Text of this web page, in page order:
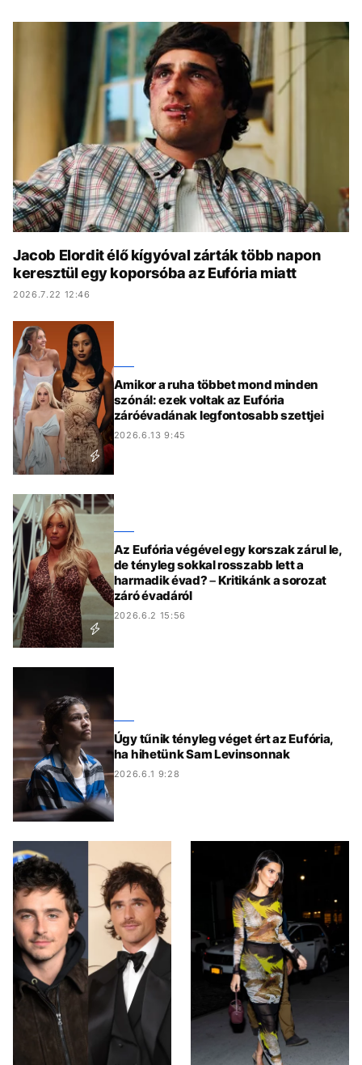
DESIGN
BESZÉLGETÉSEK ARCOK
TÖRTÉNETEK
GASZTRO
Jacob Elordit élő kígyóval zárták több napon
keresztül egy koporsóba az Eufória miatt
2026.7.22 12:46
Amikor a ruha többet mond minden
szónál: ezek voltak az Eufória
záróévadának legfontosabb szettjei
2026.6.13 9:45
Az Eufória végével egy korszak zárul le,
de tényleg sokkal rosszabb lett a
harmadik évad? – Kritikánk a sorozat
záró évadáról
2026.6.2 15:56
Úgy tűnik tényleg véget ért az Eufória,
ha hihetünk Sam Levinsonnak
2026.6.1 9:28